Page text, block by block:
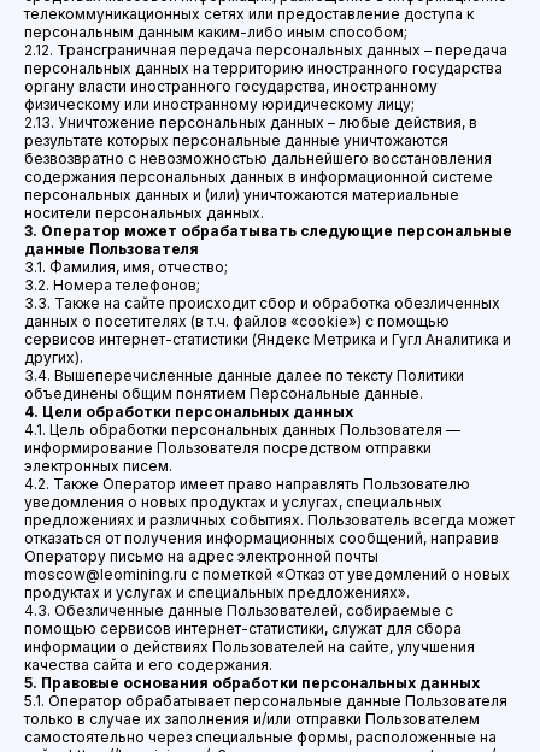
телекоммуникационных сетях или предоставление доступа к
персональным данным каким-либо иным способом;
2.12. Трансграничная передача персональных данных – передача
персональных данных на территорию иностранного государства
органу власти иностранного государства, иностранному
физическому или иностранному юридическому лицу;
2.13. Уничтожение персональных данных – любые действия, в
результате которых персональные данные уничтожаются
безвозвратно с невозможностью дальнейшего восстановления
содержания персональных данных в информационной системе
персональных данных и (или) уничтожаются материальные
носители персональных данных.
3. Оператор может обрабатывать следующие персональные
данные Пользователя
3.1. Фамилия, имя, отчество;
3.2. Номера телефонов;
3.3. Также на сайте происходит сбор и обработка обезличенных
данных о посетителях (в т.ч. файлов «cookie») с помощью
сервисов интернет-статистики (Яндекс Метрика и Гугл Аналитика и
других).
3.4. Вышеперечисленные данные далее по тексту Политики
объединены общим понятием Персональные данные.
4. Цели обработки персональных данных
4.1. Цель обработки персональных данных Пользователя —
информирование Пользователя посредством отправки
электронных писем.
4.2. Также Оператор имеет право направлять Пользователю
уведомления о новых продуктах и услугах, специальных
предложениях и различных событиях. Пользователь всегда может
отказаться от получения информационных сообщений, направив
Оператору письмо на адрес электронной почты
moscow@leomining.ru с пометкой «Отказ от уведомлений о новых
продуктах и услугах и специальных предложениях».
4.3. Обезличенные данные Пользователей, собираемые с
помощью сервисов интернет-статистики, служат для сбора
информации о действиях Пользователей на сайте, улучшения
качества сайта и его содержания.
5. Правовые основания обработки персональных данных
5.1. Оператор обрабатывает персональные данные Пользователя
только в случае их заполнения и/или отправки Пользователем
самостоятельно через специальные формы, расположенные на